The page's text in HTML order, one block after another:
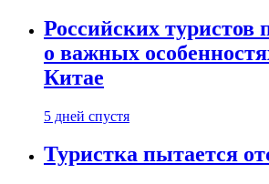
Российских туристов
о важных
Китае
5 дней спустя
Туристка пытается